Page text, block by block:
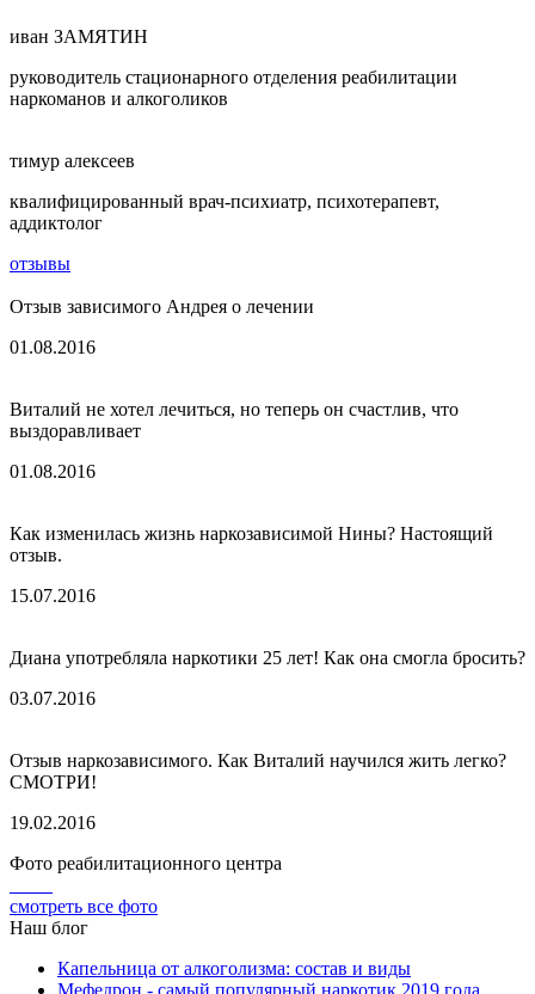
иван ЗАМЯТИН
руководитель стационарного отделения реабилитации
наркоманов и алкоголиков
тимур алексеев
квалифицированный врач-психиатр, психотерапевт,
аддиктолог
отзывы
Отзыв зависимого Андрея о лечении
01.08.2016
Виталий не хотел лечиться, но теперь он счастлив, что
выздоравливает
01.08.2016
Как изменилась жизнь наркозависимой Нины? Настоящий
отзыв.
15.07.2016
Диана употребляла наркотики 25 лет! Как она смогла бросить?
03.07.2016
Отзыв наркозависимого. Как Виталий научился жить легко?
СМОТРИ!
19.02.2016
Фото реабилитационного центра
смотреть все фото
Наш блог
Капельница от алкоголизма: состав и виды